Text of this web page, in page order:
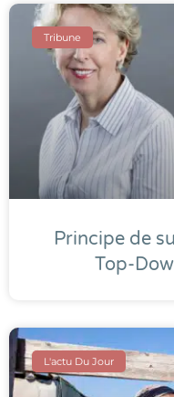
Tribune
Principe de
Top-
L'actu Du Jour